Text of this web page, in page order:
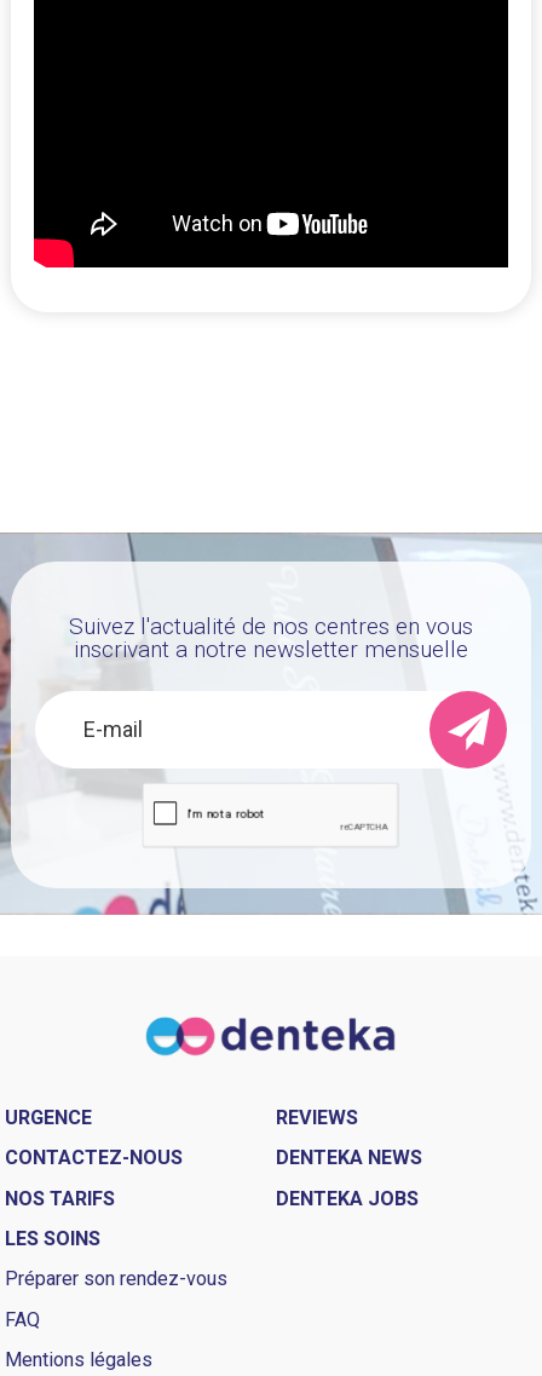
Suivez l'actualité de nos centres en vous
inscrivant a notre newsletter mensuelle
URGENCE
CONTACTEZ-NOUS
NOS TARIFS
LES SOINS
REVIEWS
DENTEKA NEWS
DENTEKA JOBS
Préparer son rendez-vous
FAQ
Mentions légales